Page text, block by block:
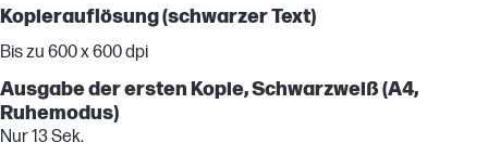
Kopierauflösung (schwarzer Text)
Bis zu 600 x 600 dpi
Ausgabe der ersten Kopie, Schwarzweiß (A4,
Ruhemodus)
Nur 13 Sek.